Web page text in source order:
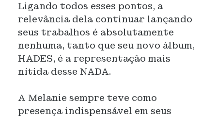
Ligando todos esses pontos, a
relevância dela continuar lançando
seus trabalhos é absolutamente
nenhuma, tanto que seu novo álbum,
HADES, é a representação mais
nítida desse NADA.
A Melanie sempre teve como
presença indispensável em seus